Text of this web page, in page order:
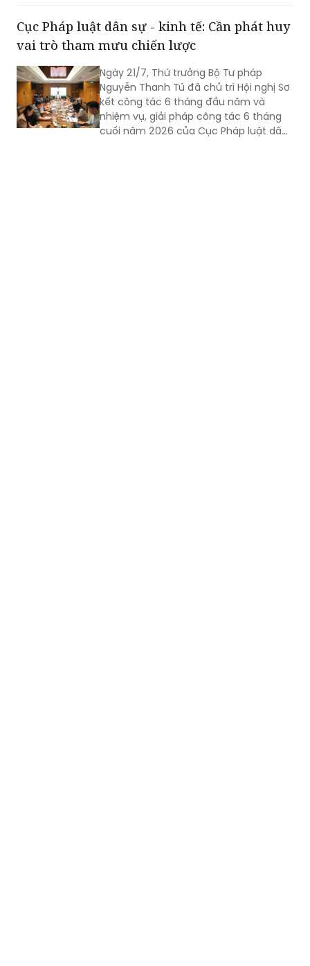
Quyết định của Thủ tướng Chính phủ
về Đề án thực hiện soạn thảo VBQPPL
triển khai Quyết định số 1205/QĐ-TTg
ngày 06/7/2026 của Thủ tướng Chính
phủ về việc phê duyệt Đề án thí điểm
việc đánh giá chấm điểm về công tác
xây dựng pháp luật.
Cục Pháp luật dân sự - kinh tế: Cần phát huy
vai trò tham mưu chiến lược
Ngày 21/7, Thứ trưởng Bộ Tư pháp
Nguyễn Thanh Tú đã chủ trì Hội nghị Sơ
kết công tác 6 tháng đầu năm và
nhiệm vụ, giải pháp công tác 6 tháng
cuối năm 2026 của Cục Pháp luật dân